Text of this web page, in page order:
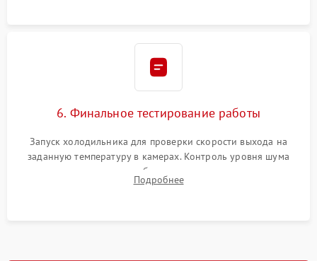
6. Финальное тестирование работы
Запуск холодильника для проверки скорости выхода на
заданную температуру в камерах. Контроль уровня шума
компрессора, отсутствия обмерзания стенок и корректного
срабатывания системы автоматической оттайки.
Подробнее